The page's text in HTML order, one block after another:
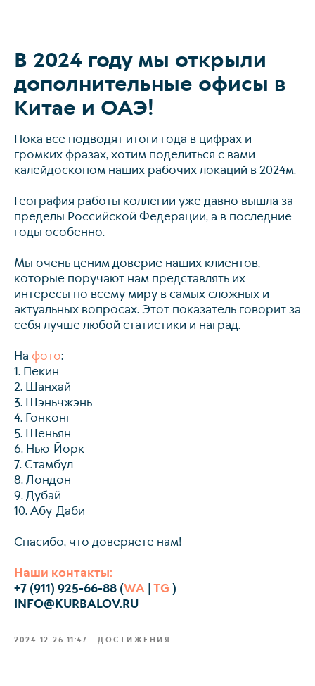
О коллегии
Новости
Карьера
Контакты
+7 911 925-
В 2024 году мы открыли
дополнительные офисы в
Китае и ОАЭ!
Пока все подводят итоги года в цифрах и
громких фразах, хотим поделиться с вами
калейдоскопом наших рабочих локаций в 2024м.
География работы коллегии уже давно вышла за
пределы Российской Федерации, а в последние
годы особенно.
Мы очень ценим доверие наших клиентов,
которые поручают нам представлять их
интересы по всему миру в самых сложных и
актуальных вопросах. Этот показатель говорит за
себя лучше любой статистики и наград.
На фото:
1. Пекин
2. Шанхай
3. Шэньчжэнь
4. Гонконг
5. Шеньян
6. Нью-Йорк
7. Стамбул
8. Лондон
9. Дубай
10. Абу-Даби
Спасибо, что доверяете нам!
Наши контакты:
+7 (911) 925-66-88 (WA TG )
INFO@KURBALOV.RU
2024-12-26 11:47 ДОСТИЖЕНИЯ